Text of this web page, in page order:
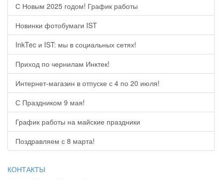
С Новым 2025 годом! График работы
Новинки фотобумаги IST
InkTec и IST: мы в социальных сетях!
Приход по чернилам Инктек!
Интернет-магазин в отпуске с 4 по 20 июля!
С Праздником 9 мая!
График работы на майские праздники
Поздравляем с 8 марта!
КОНТАКТЫ